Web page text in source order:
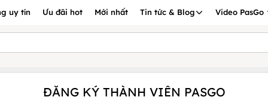
uy tín Ưu đãi hot Mới nhất Tin tức & Blog Video PasGo
ĐĂNG KÝ THÀNH VIÊN PASGO